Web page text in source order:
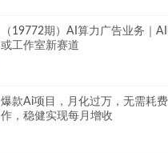
（19772期）AI算力广告业务｜
或工作室新赛道
爆款Ai项目，月化过万，无需耗
作，稳健实现每月增收